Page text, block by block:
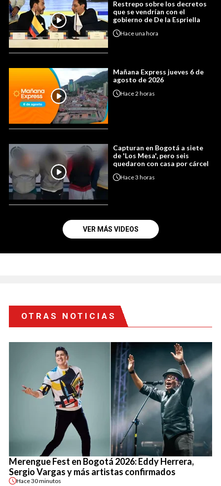
Restrepo sobre los decretos
que se vendrían con el
gobierno de De la Espriella
Haceuna hora
Mañana Express jueves 6 de
agosto de 2026
Hace2 horas
Capturan en Bogotá a siete
de 'Los Mesa', pero seis
quedaron con casa por cárcel
Hace3 horas
VER MÁS VIDEOS
OTRAS NOTICIAS
Merengue Fest en Bogotá 2026: Eddy Herrera,
Sergio Vargas y más artistas confirmados
Hace30 minutos